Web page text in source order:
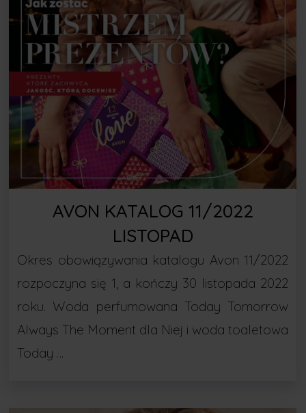
AVON KATALOG 11/2022
LISTOPAD
Okres obowiązywania katalogu Avon 11/2022
rozpoczyna się 1, a kończy 30 listopada 2022
roku. Woda perfumowana Today Tomorrow
Always The Moment dla Niej i woda toaletowa
Today …